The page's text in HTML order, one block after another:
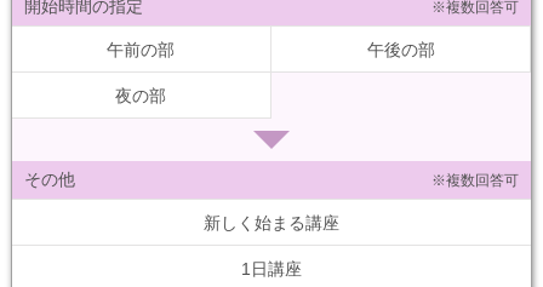
開始時間の指定 ※複数回答可
午前の部 午後の部
夜の部
その他 ※複数回答可
新しく始まる講座
1日講座